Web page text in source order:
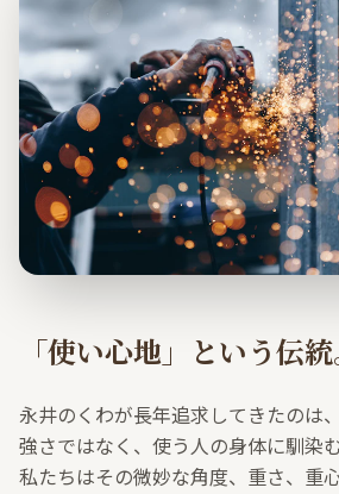
「使い心地」という伝統
永井のくわが長年追求してきたのは
強さではなく、使う人の身体に馴染
私たちはその微妙な角度、重さ、重